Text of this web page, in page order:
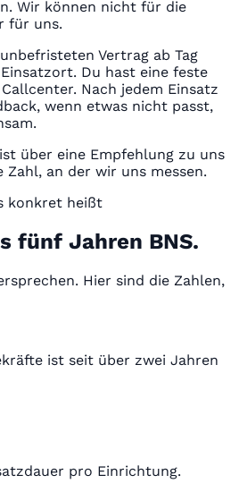
Wir können nicht für die
für uns.
Vertrag ab Tag
Du hast eine feste
Nach jedem Einsatz
wenn etwas nicht passt,
ist über eine Empfehlung zu uns
Zahl, an der wir uns messen.
konkret heißt
fünf Jahren BNS.
Hier sind die Zahlen,
ist seit über zwei Jahren
pro Einrichtung.